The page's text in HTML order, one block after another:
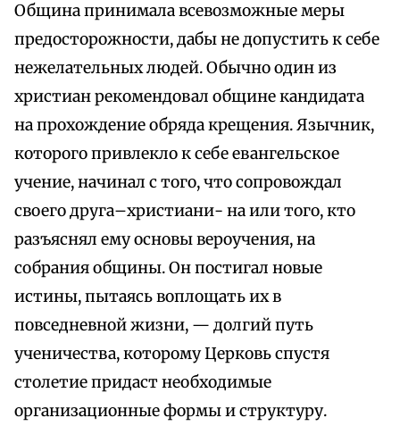
Община принимала всевозможные меры
предосторожности, дабы не допустить к себе
нежелательных людей. Обычно один из
христиан рекомендовал общине кандидата
на прохождение обряда крещения. Язычник,
которого привлекло к себе евангельское
учение, начинал с того, что сопровождал
своего друга–христиани- на или того, кто
разъяснял ему основы вероучения, на
собрания общины. Он постигал новые
истины, пытаясь воплощать их в
повседневной жизни, — долгий путь
ученичества, которому Церковь спустя
столетие придаст необходимые
организационные формы и структуру.